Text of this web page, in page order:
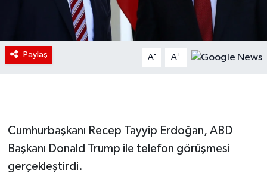
Paylaş A- A+
Cumhurbaşkanı Recep Tayyip Erdoğan, ABD
Başkanı Donald Trump ile telefon görüşmesi
gerçekleştirdi.